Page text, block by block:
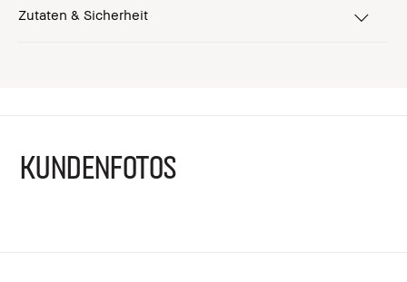
Zutaten & Sicherheit
KUNDENFOTOS